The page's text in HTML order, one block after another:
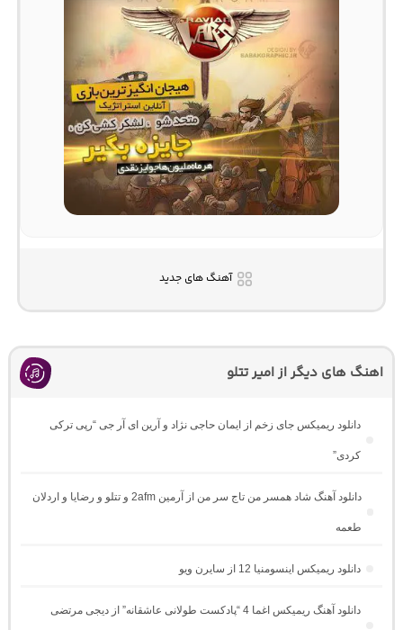
آهنگ های جدید
اهنگ های دیگر از امیر تتلو
دانلود ریمیکس جای زخم از ایمان حاجی نژاد و آرین ای آر جی “رپی ترکی
کردی”
دانلود آهنگ شاد همسر من تاج سر من از آرمین 2afm و تتلو و رضایا و اردلان
طعمه
دانلود ریمیکس اینسومنیا 12 از سایرن ویو
دانلود آهنگ ریمیکس اغما 4 “پادکست طولانی عاشقانه” از دیجی مرتضی